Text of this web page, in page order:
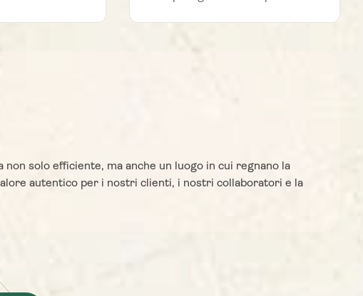
passione per il
a far parte di
necessarie
piacevoli e
i nostri clienti.
delle
che ogni
memorabile.
ha fatto capire quanto il Vietnam
continui a essere una destinazione
non solo efficiente, ma anche un luogo in cui regnano la
autentico per i nostri clienti, i nostri collaboratori e la